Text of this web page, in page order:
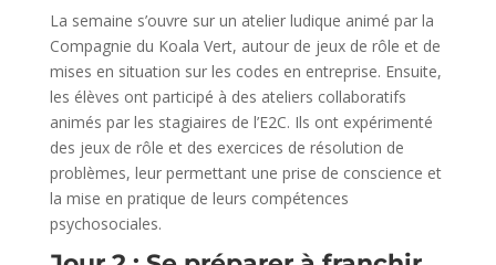
La semaine s’ouvre sur un atelier ludique animé par la
Compagnie du Koala Vert, autour de jeux de rôle et de
mises en situation sur les codes en entreprise. Ensuite,
les élèves ont participé à des ateliers collaboratifs
animés par les stagiaires de l’E2C. Ils ont expérimenté
des jeux de rôle et des exercices de résolution de
problèmes, leur permettant une prise de conscience et
la mise en pratique de leurs compétences
psychosociales.